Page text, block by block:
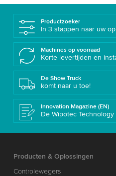
Productzoeker
In 3 stappen naar uw
Machines op voorraad
Korte levertijden en
De Show Truck
komt naar u toe!
Innovation Magazine (EN)
De Wipotec Technology
Producten & Oplossingen
Controlewegers